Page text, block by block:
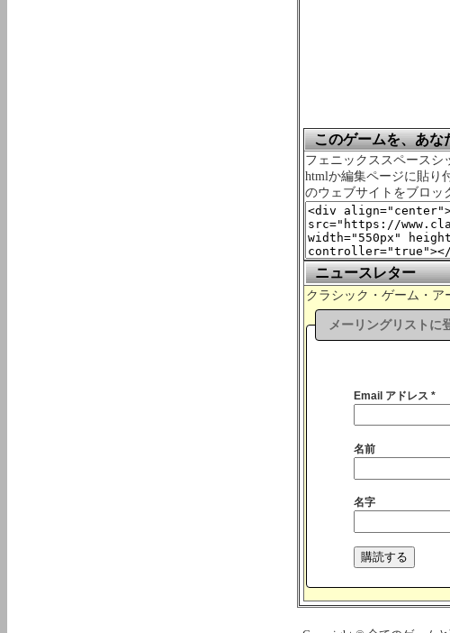
このゲームを、あな
フェニックススペースシ
htmlか編集ページに貼り
のウェブサイトをブロッ
ニュースレター
クラシック・ゲーム・ア
メーリングリストに
Email アドレス *
名前
名字